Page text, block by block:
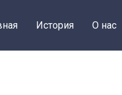
История О нас